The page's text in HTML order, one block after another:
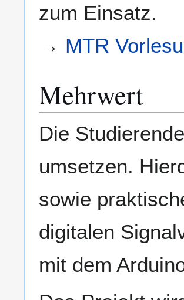
zum Einsatz.
→ MTR
Mehrwert
Die
umsetzen.
sowie
digitalen
mit dem